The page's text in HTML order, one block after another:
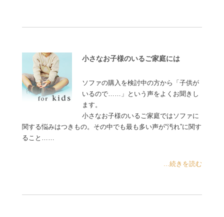
小さなお子様のいるご家庭には
ソファの購入を検討中の方から「子供が
いるので……」という声をよくお聞きし
ます。
小さなお子様のいるご家庭ではソファに
関する悩みはつきもの。その中でも最も多い声が“汚れ”に関す
ること……
...続きを読む